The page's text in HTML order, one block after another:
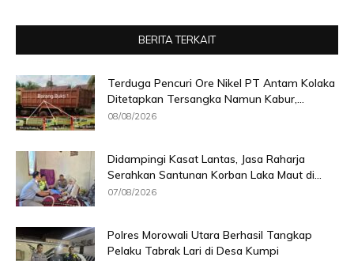
BERITA TERKAIT
Terduga Pencuri Ore Nikel PT Antam Kolaka
Ditetapkan Tersangka Namun Kabur,...
08/08/2026
Didampingi Kasat Lantas, Jasa Raharja
Serahkan Santunan Korban Laka Maut di...
07/08/2026
Polres Morowali Utara Berhasil Tangkap
Pelaku Tabrak Lari di Desa Kumpi